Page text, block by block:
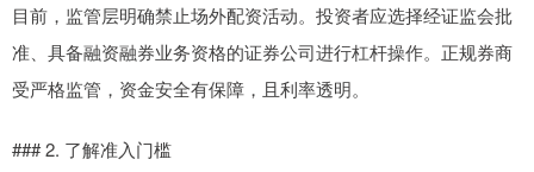
目前，监管层明确禁止场外配资活动。投资者应选择经证监会批
准、具备融资融券业务资格的证券公司进行杠杆操作。正规券商
受严格监管，资金安全有保障，且利率透明。
### 2. 了解准入门槛